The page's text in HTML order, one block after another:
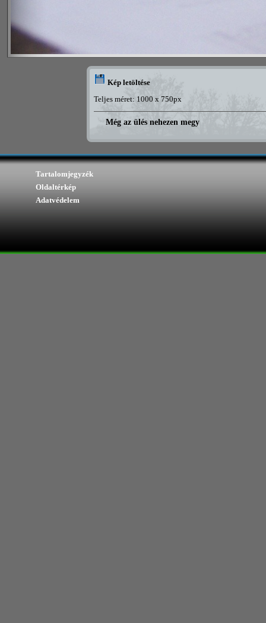
Kép letöltése
Teljes méret: 1000 x 750px
Még az ülés nehezen megy
Tartalomjegyzék
Oldaltérkép
Adatvédelem